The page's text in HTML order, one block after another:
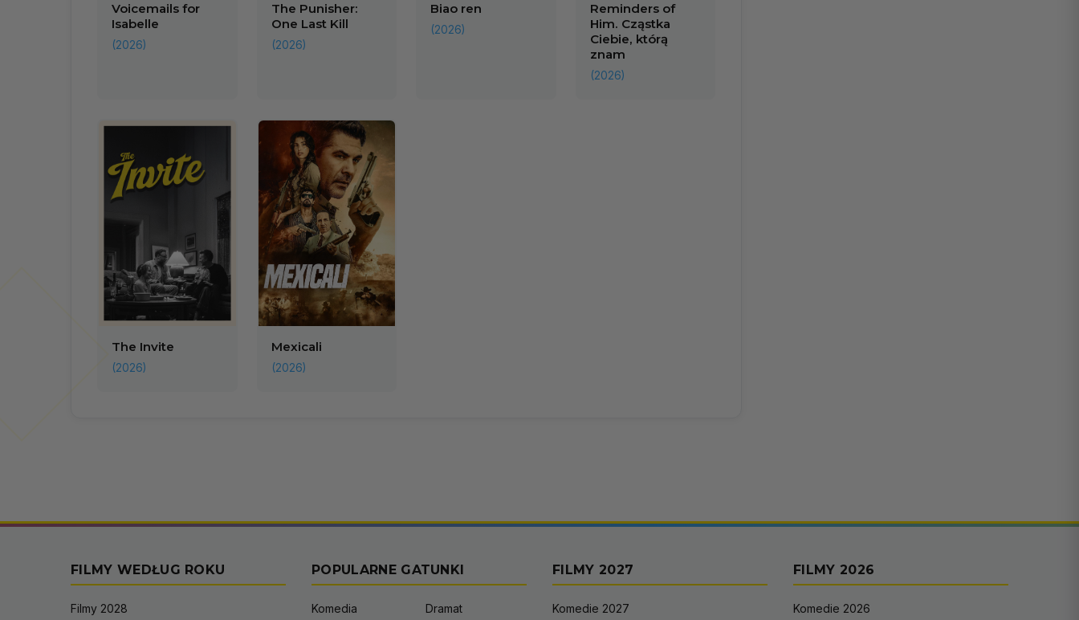
Voicemails for
Isabelle
(2026)
The Punisher:
One Last Kill
(2026)
Biao ren
(2026)
Reminders of
Him. Cząstka
Ciebie, którą
znam
(2026)
The Invite
(2026)
Mexicali
(2026)
FILMY WEDŁUG ROKU
Filmy 2028
POPULARNE GATUNKI
Komedia Dramat
FILMY 2027
Komedie 2027
FILMY 2026
Komedie 2026